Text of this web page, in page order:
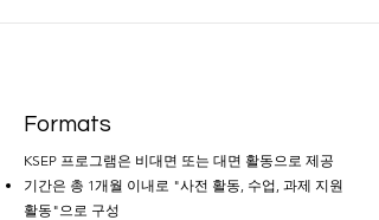
Formats
KSEP 프로그램은 비대면 또는 대면 활동으로 제공
기간은 총 1개월 이내로 "사전 활동, 수업, 과제 지원
활동"으로 구성